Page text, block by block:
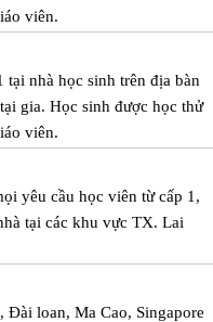
viên.
nhà học sinh trên địa bàn
gia. Học sinh được học thử
viên.
yêu cầu học viên từ cấp 1,
tại các khu vực TX. Lai
loan, Ma Cao, Singapore